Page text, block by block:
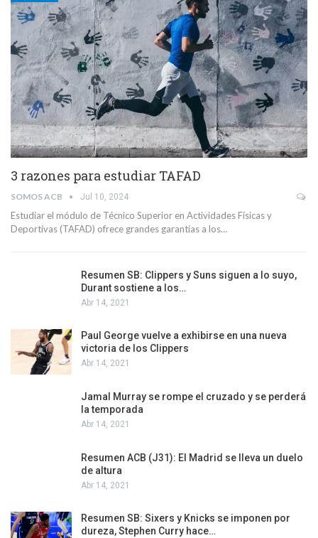
3 razones para estudiar TAFAD
SOMOS ACB Jul 10, 2024
Estudiar el módulo de Técnico Superior en Actividades Físicas y
Deportivas (TAFAD) ofrece grandes garantías a los…
Resumen SB: Clippers y Suns siguen a lo suyo,
Durant sostiene a los…
Abr 14, 2021
Paul George vuelve a exhibirse en una nueva
victoria de los Clippers
Abr 14, 2021
Jamal Murray se rompe el cruzado y se perderá
la temporada
Abr 14, 2021
Resumen ACB (J31): El Madrid se lleva un duelo
de altura
Abr 14, 2021
Resumen SB: Sixers y Knicks se imponen por
dureza, Stephen Curry hace…